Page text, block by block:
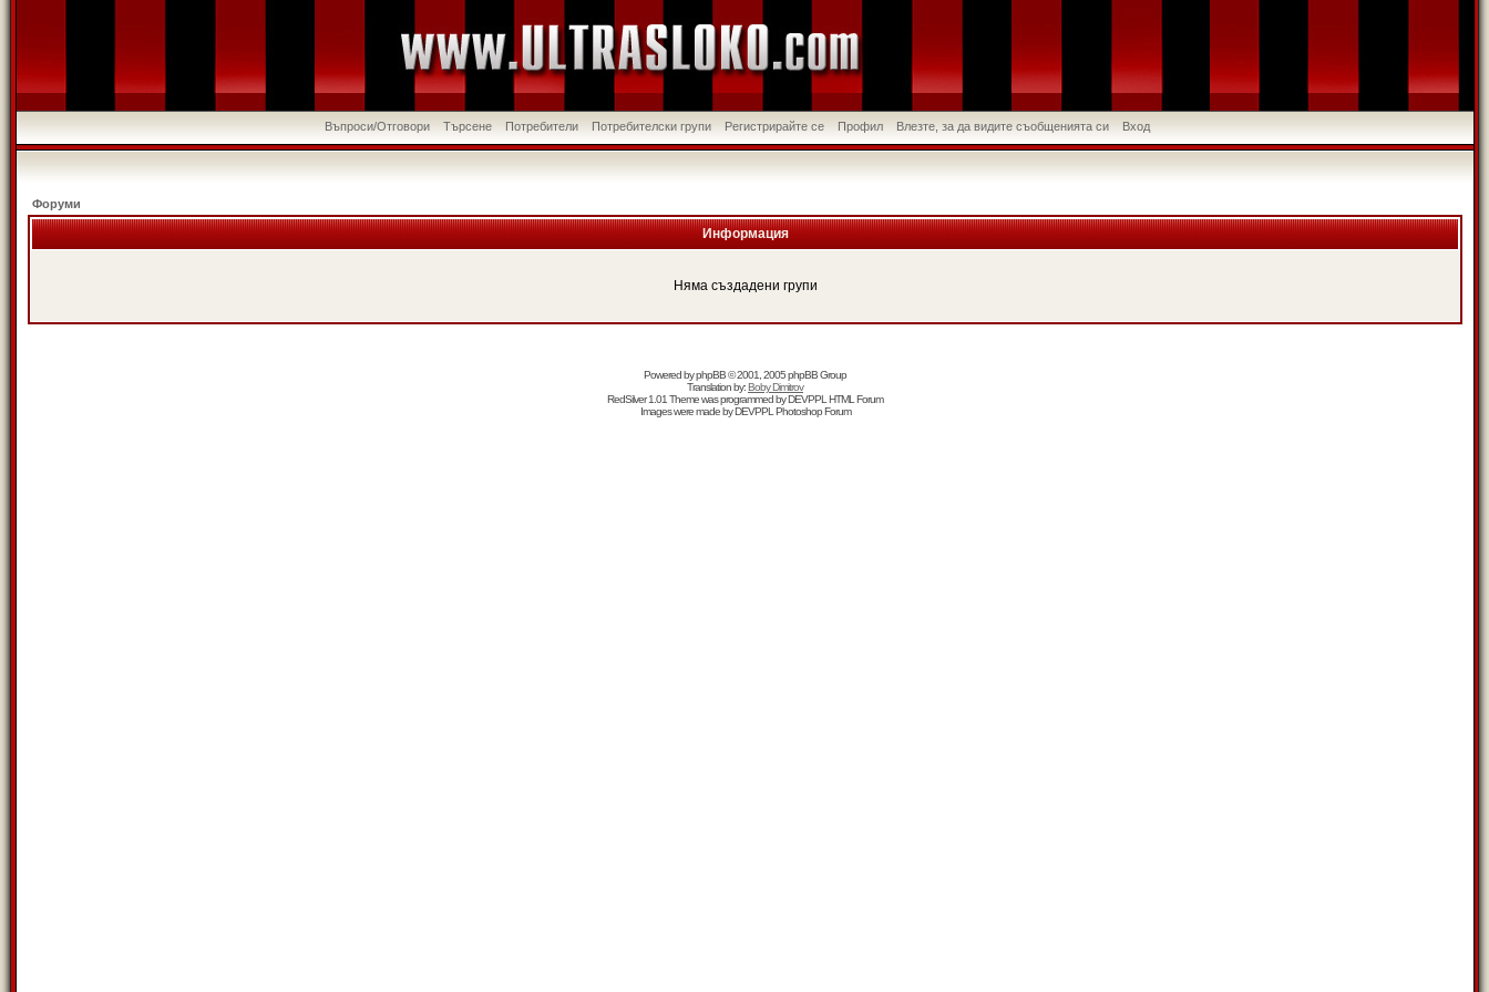
Въпроси/Отговори Търсене Потребители Потребителски групи Регистрирайте се Профил Влезте, за да видите съобщенията си Вход
Форуми
Информация
Няма създадени групи
Powered byphpBB© 2001, 2005 phpBB Group
Translation by:Boby Dimitrov
RedSilver 1.01 Theme was programmed byDEVPPL HTML Forum
Images were made byDEVPPL Photoshop Forum